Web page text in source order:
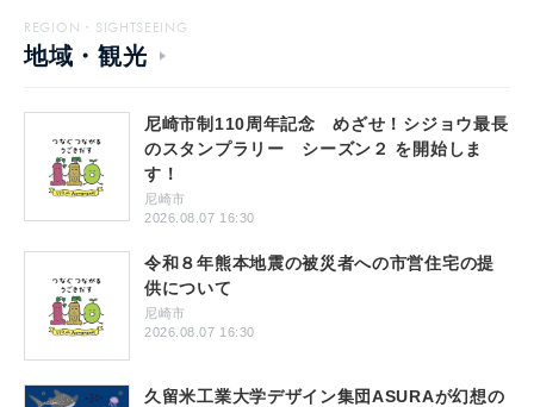
REGION・SIGHTSEEING
地域・観光
尼崎市制110周年記念 めざせ！シジョウ最長
のスタンプラリー シーズン２ を開始しま
す！
尼崎市
2026.08.07 16:30
令和８年熊本地震の被災者への市営住宅の提
供について
尼崎市
2026.08.07 16:30
久留米工業大学デザイン集団ASURAが幻想の